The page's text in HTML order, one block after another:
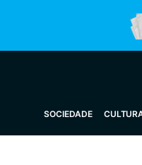
SOCIEDADE